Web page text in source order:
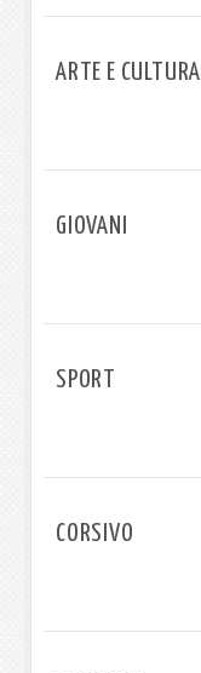
ARTE E CULTURA
GIOVANI
SPORT
CORSIVO